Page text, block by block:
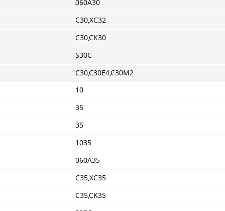
060A30
C30,XC32
C30,CK30
S30C
C30,C30E4,C30M2
10
35
35
1035
060A35
C35,XC35
C35,CK35